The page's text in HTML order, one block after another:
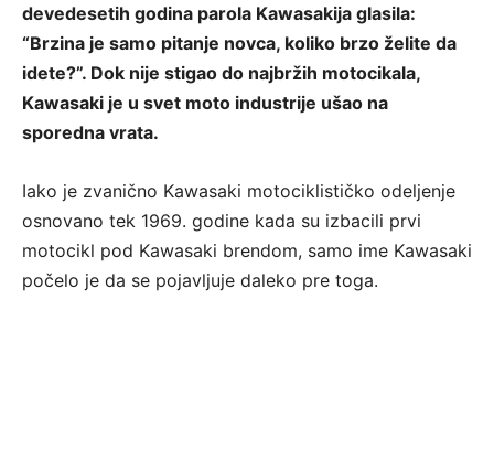
devedesetih godina parola Kawasakija glasila:
“Brzina je samo pitanje novca, koliko brzo želite da
idete?”. Dok nije stigao do najbržih motocikala,
Kawasaki je u svet moto industrije ušao na
sporedna vrata.
Iako je zvanično Kawasaki motociklističko odeljenje
osnovano tek 1969. godine kada su izbacili prvi
motocikl pod Kawasaki brendom, samo ime Kawasaki
počelo je da se pojavljuje daleko pre toga.